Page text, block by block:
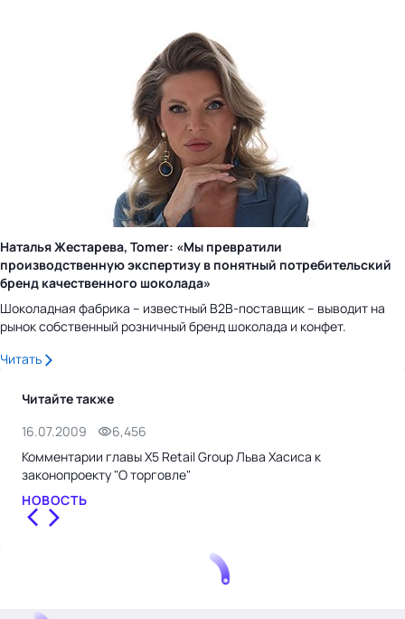
Наталья Жестарева, Tomer: «Мы превратили
производственную экспертизу в понятный потребительский
бренд качественного шоколада»
Шоколадная фабрика – известный B2B-поставщик – выводит на
рынок собственный розничный бренд шоколада и конфет.
Читать
Читайте также
16.07.2009
6,456
Комментарии главы X5 Retail Group Льва Хасиса к
законопроекту "О торговле"
НОВОСТЬ